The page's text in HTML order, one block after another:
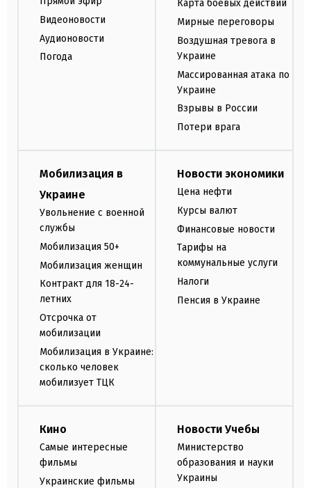
Видеоновости
Аудионовости
Погода
Карта боевых действий
Мирные переговоры
Воздушная тревога в
Украине
Массированная атака по
Украине
Взрывы в России
Потери врага
Мобилизация в
Украине
Увольнение с военной
службы
Мобилизация 50+
Мобилизация женщин
Контракт для 18-24-
летних
Отсрочка от
мобилизации
Мобилизация в Украине:
сколько человек
мобилизует ТЦК
Новости экономики
Цена нефти
Курсы валют
Финансовые новости
Тарифы на
коммунальные услуги
Налоги
Пенсия в Украине
Кино
Самые интересные
фильмы
Украинские фильмы
Новости Учебы
Министерство
образования и науки
Украины